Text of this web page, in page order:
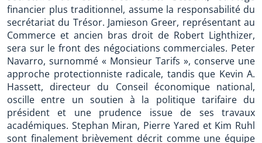
financier plus traditionnel, assume la responsabilité du
secrétariat du Trésor. Jamieson Greer, représentant au
Commerce et ancien bras droit de Robert Lighthizer,
sera sur le front des négociations commerciales. Peter
Navarro, surnommé « Monsieur Tarifs », conserve une
approche protectionniste radicale, tandis que Kevin A.
Hassett, directeur du Conseil économique national,
oscille entre un soutien à la politique tarifaire du
président et une prudence issue de ses travaux
académiques. Stephan Miran, Pierre Yared et Kim Ruhl
sont finalement brièvement décrit comme une équipe